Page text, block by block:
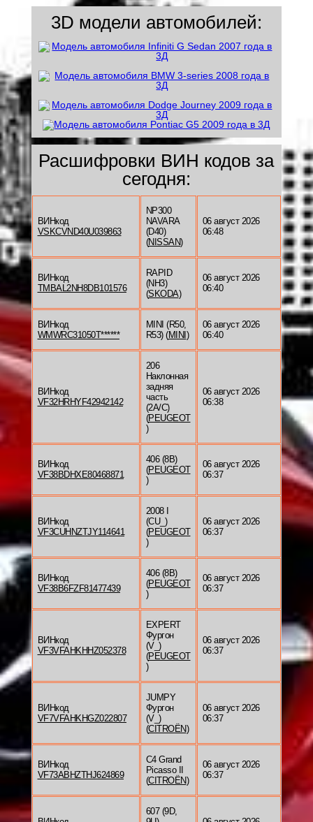
3D модели автомобилей:
Расшифровки ВИН кодов за
сегодня:
ВИНкод
VSKCVND40U039863
NP300
NAVARA
(D40)
(NISSAN)
06 август 2026
06:48
ВИНкод
TMBAL2NH8DB101576
RAPID
(NH3)
(SKODA)
06 август 2026
06:40
ВИНкод
WMWRC31050T******
MINI (R50,
R53) (MINI )
06 август 2026
06:40
ВИНкод
VF32HRHYF42942142
206
Наклонная
задняя
часть
(2A/C)
(PEUGEOT
)
06 август 2026
06:38
ВИНкод
VF38BDHXE80468871
406 (8B)
(PEUGEOT
)
06 август 2026
06:37
ВИНкод
VF3CUHNZTJY114641
2008 I
(CU_)
(PEUGEOT
)
06 август 2026
06:37
ВИНкод
VF38B6FZF81477439
406 (8B)
(PEUGEOT
)
06 август 2026
06:37
ВИНкод
VF3VFAHKHHZ052378
EXPERT
Фургон
(V_)
(PEUGEOT
)
06 август 2026
06:37
ВИНкод
VF7VFAHKHGZ022807
JUMPY
Фургон
(V_)
(CITROËN)
06 август 2026
06:37
ВИНкод
VF73ABHZTHJ624869
C4 Grand
Picasso II
(CITROËN)
06 август 2026
06:37
607 (9D,